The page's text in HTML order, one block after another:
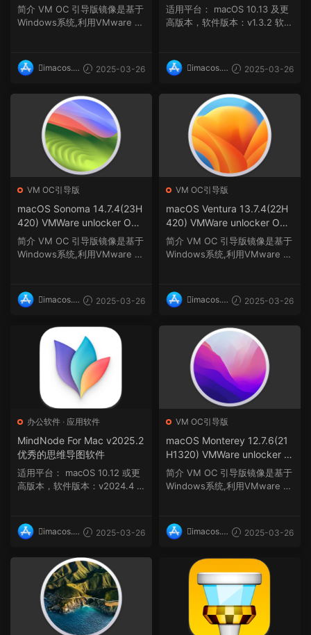
0.4虚拟机安装包(安装Unlock
er解锁补丁版)
简介 VM OC 引导版镜像是基于
Windows系统,利用VMware W
imacos.t
2025-03-26
适用平台： macOS 10.13 及更
高版本，软件版本：v1.3.2 软件
imacos.t
2025-03-26
VM OC引导版
macOS Sonoma 14.7.4(23H
420) VMWare unlocker OC
1.0.4虚拟机安装包(安装Unlo
cker解锁补丁版)
简介 VM OC 引导版镜像是基于
Windows系统,利用VMware W
imacos.t
2025-03-26
VM OC引导版
macOS Ventura 13.7.4(22H
420) VMWare unlocker OC
1.0.4虚拟机安装包(安装Unlo
cker解锁补丁版)
简介 VM OC 引导版镜像是基于
Windows系统,利用VMware W
imacos.t
2025-03-26
办公软件 · 应用软件
MindNode For Mac v2025.2
优秀的思维导图软件
适用平台： macOS 10.12 或更
高版本，软件版本：v2024.4 m
imacos.t
2025-03-26
VM OC引导版
macOS Monterey 12.7.6(21
H1320) VMWare unlocker O
C 1.0.4虚拟机安装包(安装Unl
ocker解锁补丁版)
简介 VM OC 引导版镜像是基于
Windows系统,利用VMware W
imacos.t
2025-03-26